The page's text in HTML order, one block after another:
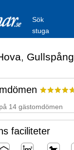
Sök
stuga
, Gullspång
14 gästomdömen
faciliteter